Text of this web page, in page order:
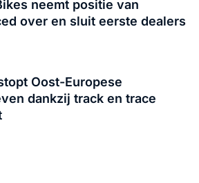
neemt positie van
over en sluit eerste dealers
Oost-Europese
dankzij track en trace